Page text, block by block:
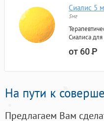
Сиалис 5
5мг
Сиалиса
от 60Р
На пути к
Предлагаем Вам